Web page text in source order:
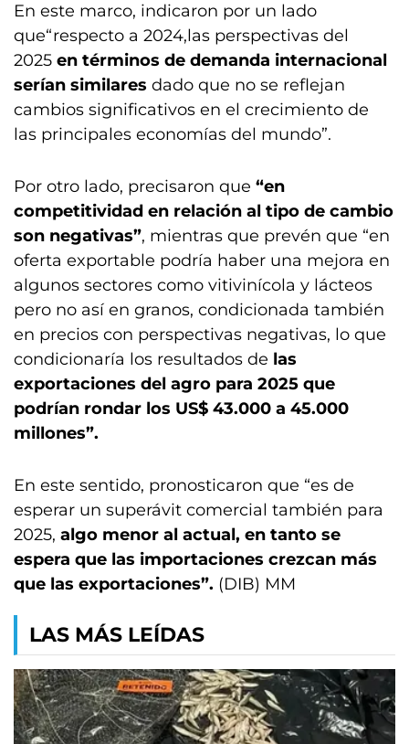
En este marco, indicaron por un lado
que“respecto a 2024,las perspectivas del
2025 en términos de demanda internacional
serían similares dado que no se reflejan
cambios significativos en el crecimiento de
las principales economías del mundo”.
Por otro lado, precisaron que “en
competitividad en relación al tipo de cambio
son negativas”, mientras que prevén que “en
oferta exportable podría haber una mejora en
algunos sectores como vitivinícola y lácteos
pero no así en granos, condicionada también
en precios con perspectivas negativas, lo que
condicionaría los resultados de las
exportaciones del agro para 2025 que
podrían rondar los US$ 43.000 a 45.000
millones”.
En este sentido, pronosticaron que “es de
esperar un superávit comercial también para
2025, algo menor al actual, en tanto se
espera que las importaciones crezcan más
que las exportaciones”. (DIB) MM
LAS MÁS LEÍDAS